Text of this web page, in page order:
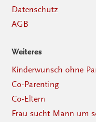
Datenschutz
AGB
Weiteres
Kinderwunsch ohne
Co-Parenting
Co-Eltern
Frau sucht Mann um